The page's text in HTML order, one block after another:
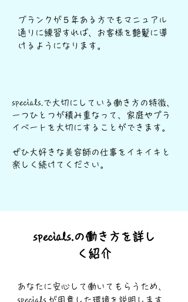
​ブランクが５年ある方でもマニュアル
通りに練習すれば、お客様を艶髪に導
けるようになります。
specials.で大切にしている働き方の特徴、
一つひとつが積み重なって、家庭やプラ
イベートを大切にすることができます。
​ぜひ大好きな美容師の仕事をイキイキと
楽しく続けてください。
specials.の働き方を詳し
く紹介
あなたに安心して働いてもらうため、
specials.が用意した環境を説明します。